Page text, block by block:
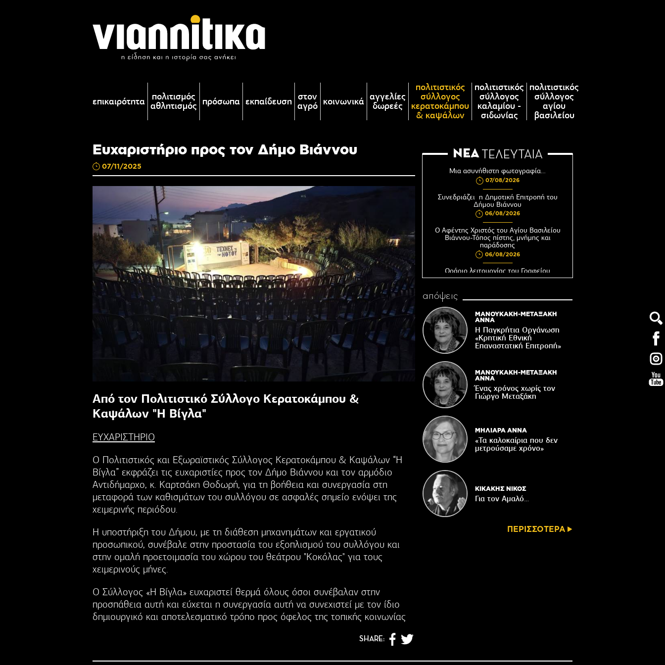
επικαιρότητα πολιτισμός
αθλητισμός πρόσωπα εκπαίδευση στον
αγρό κοινωνικά αγγελίες
δωρεές
πολιτιστικός
σύλλογος
κερατοκάμπου
& καψάλων
πολιτιστικός
σύλλογος
καλαμίου -
σιδωνίας
πολιτιστικός
σύλλογος
αγίου
βασιλείου
Ευχαριστήριο προς τον Δήμο Βιάννου
07/11/2025
Από τον Πολιτιστικό Σύλλογο Κερατοκάμπου &
Καψάλων "Η Βίγλα"
ΕΥΧΑΡΙΣΤΗΡΙΟ
Ο Πολιτιστικός και Εξωραϊστικός Σύλλογος Κερατοκάμπου & Καψάλων “Η
Βίγλα” εκφράζει τις ευχαριστίες προς τον Δήμο Βιάννου και τον αρμόδιο
Αντιδήμαρχο, κ. Καρτσάκη Θοδωρή, για τη βοήθεια και συνεργασία στη
μεταφορά των καθισμάτων του συλλόγου σε ασφαλές σημείο ενόψει της
χειμερινής περιόδου.
Η υποστήριξη του Δήμου, με τη διάθεση μηχανημάτων και εργατικού
προσωπικού, συνέβαλε στην προστασία του εξοπλισμού του συλλόγου και
στην ομαλή προετοιμασία του χώρου του θεάτρου "Κοκόλας" για τους
χειμερινούς μήνες.
Ο Σύλλογος «Η Βίγλα» ευχαριστεί θερμά όλους όσοι συνέβαλαν στην
προσπάθεια αυτή και εύχεται η συνεργασία αυτή να συνεχιστεί με τον ίδιο
δημιουργικό και αποτελεσματικό τρόπο προς όφελος της τοπικής κοινωνίας
SHARE:
ΝΕΑ ΤΕΛΕΥΤΑΙΑ
Μια ασυνήθιστη φωτογραφία…
07/08/2026
Συνεδριάζει η Δημοτική Επιτροπή του
Δήμου Βιάννου
06/08/2026
Ο Αφέντης Χριστός του Αγίου Βασιλείου
Βιάννου-Τόπος πίστης, μνήμης και
παράδοσης
06/08/2026
Ωράριο λειτουργίας του Γραφείου
Δακοκτονίας
Η 8η Γιορτή Μπανάνας στην Άρβη με τη
στήριξη του Δήμου Βιάννου
05/08/2026
Νέος μετεωρολογικός σταθμός στον
οικισμό του Συκολόγου
Κορυφώνονται οι «Τέχνες του Νότου»
05/08/2026
Γιορτάζει ο Ιερός Ναός του Αφέντη Χριστού
απόψεις
ΜΑΝΟΥΚΑΚΗ-ΜΕΤΑΞΑΚΗ
ΑΝΝΑ
Η Παγκρήτια Οργάνωση
«Κρητική Εθνική
Επαναστατική Eπιτροπή»
ΜΑΝΟΥΚΑΚΗ-ΜΕΤΑΞΑΚΗ
ΑΝΝΑ
Ένας χρόνος χωρίς τον
Γιώργο Μεταξάκη
ΜΗΛΙΑΡΑ ΑΝΝΑ
«Τα καλοκαίρια που δεν
μετρούσαμε χρόνο»
ΚΙΚΑΚΗΣ ΝΙΚΟΣ
Για τον Αμαλό…
ΠΕΡΙΣΣΟΤΕΡΑ